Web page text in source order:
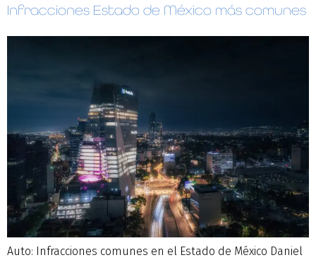
Infracciones Estado de México más comunes
Auto: Infracciones comunes en el Estado de México Daniel